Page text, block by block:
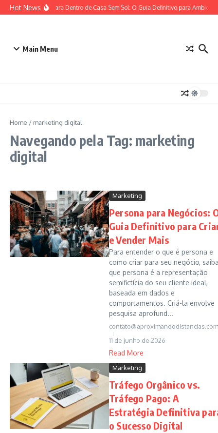
Ir para o conteúdo
Hot NewsPlantas para Dentro de Casa Sem Sol: O Guia Definitivo para
Main Menu
Home / marketing digital
Navegando pela Tag: marketing
digital
Marketing
Persona para Negócios:
Guia Definitivo para
e Vender Mais
Para entender o que é persona e
como criar para seu negócio,
que persona é a representação
semifictícia do seu cliente ideal,
baseada em dados e
comportamentos. Criá-la envolve
pesquisa aprofund...
11 de junho de 2026
Read More
Marketing
Tráfego Orgânico vs.
Tráfego Pago: A
Estratégia Definitiva
o Sucesso Digital